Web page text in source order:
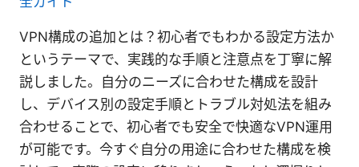
VPN構成の追加とは？初心者でもわかる設定方法か
というテーマで、実践的な手順と注意点を丁寧に解
説しました。自分のニーズに合わせた構成を設計
し、デバイス別の設定手順とトラブル対処法を組み
合わせることで、初心者でも安全で快適なVPN運用
が可能です。今すぐ自分の用途に合わせた構成を検